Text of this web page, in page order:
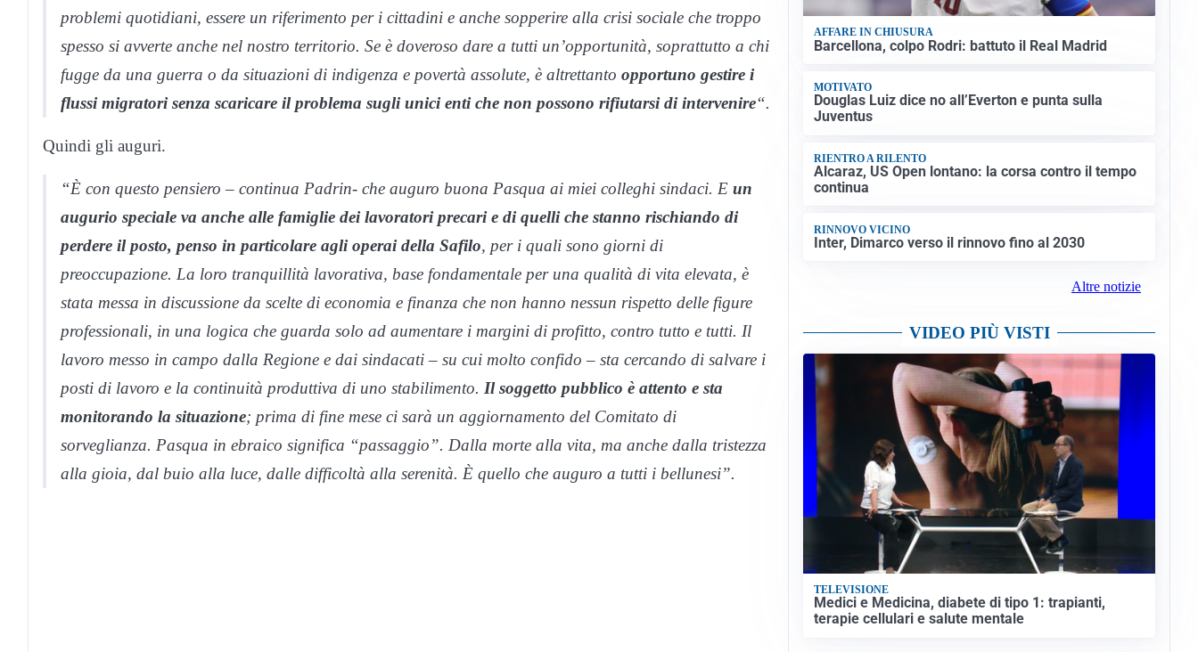
problemi quotidiani, essere un riferimento per i cittadini e anche sopperire alla crisi sociale che troppo
spesso si avverte anche nel nostro territorio. Se è doveroso dare a tutti un’opportunità, soprattutto a chi
fugge da una guerra o da situazioni di indigenza e povertà assolute, è altrettanto opportuno gestire i
flussi migratori senza scaricare il problema sugli unici enti che non possono rifiutarsi di intervenire“.
Quindi gli auguri.
“È con questo pensiero – continua Padrin- che auguro buona Pasqua ai miei colleghi sindaci. E un
augurio speciale va anche alle famiglie dei lavoratori precari e di quelli che stanno rischiando di
perdere il posto, penso in particolare agli operai della Safilo, per i quali sono giorni di
preoccupazione. La loro tranquillità lavorativa, base fondamentale per una qualità di vita elevata, è
stata messa in discussione da scelte di economia e finanza che non hanno nessun rispetto delle figure
professionali, in una logica che guarda solo ad aumentare i margini di profitto, contro tutto e tutti. Il
lavoro messo in campo dalla Regione e dai sindacati – su cui molto confido – sta cercando di salvare i
posti di lavoro e la continuità produttiva di uno stabilimento. Il soggetto pubblico è attento e sta
monitorando la situazione; prima di fine mese ci sarà un aggiornamento del Comitato di
sorveglianza. Pasqua in ebraico significa “passaggio”. Dalla morte alla vita, ma anche dalla tristezza
alla gioia, dal buio alla luce, dalle difficoltà alla serenità. È quello che auguro a tutti i bellunesi”.
AFFARE IN CHIUSURA
Barcellona, colpo Rodri: battuto il Real Madrid
MOTIVATO
Douglas Luiz dice no all’Everton e punta sulla
Juventus
RIENTRO A RILENTO
Alcaraz, US Open lontano: la corsa contro il tempo
continua
RINNOVO VICINO
Inter, Dimarco verso il rinnovo fino al 2030
Altre notizie
VIDEO PIÙ VISTI
TELEVISIONE
Medici e Medicina, diabete di tipo 1: trapianti,
terapie cellulari e salute mentale